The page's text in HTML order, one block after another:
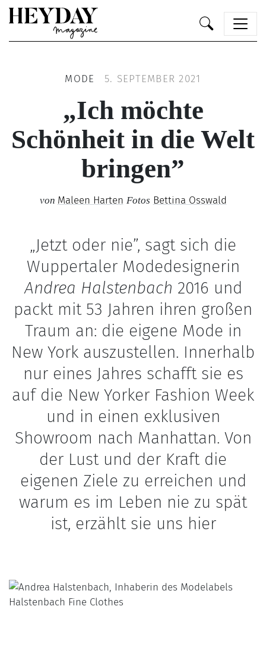
MODE 5. SEPTEMBER 2021
„Ich möchte
Schönheit in die Welt
bringen”
von Maleen Harten Fotos Bettina Osswald
„Jetzt oder nie”, sagt sich die
Wuppertaler Modedesignerin
Andrea Halstenbach 2016 und
packt mit 53 Jahren ihren großen
Traum an: die eigene Mode in
New York auszustellen. Innerhalb
nur eines Jahres schafft sie es
auf die New Yorker Fashion Week
und in einen exklusiven
Showroom nach Manhattan. Von
der Lust und der Kraft die
eigenen Ziele zu erreichen und
warum es im Leben nie zu spät
ist, erzählt sie uns hier